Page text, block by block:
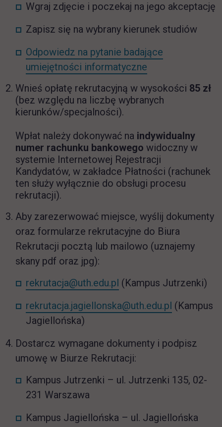
Wgraj zdjęcie i poczekaj na jego akceptację
Zapisz się na wybrany kierunek studiów
Odpowiedz na pytanie badające
umiejętności informatyczne
Wnieś opłatę rekrutacyjną w wysokości 85 zł
(bez względu na liczbę wybranych
kierunków/specjalności).
Wpłat należy dokonywać na indywidualny
numer rachunku bankowego widoczny w
systemie Internetowej Rejestracji
Kandydatów, w zakładce Płatności (rachunek
ten służy wyłącznie do obsługi procesu
rekrutacji).
Aby zarezerwować miejsce, wyślij dokumenty
oraz formularze rekrutacyjne do Biura
Rekrutacji pocztą lub mailowo (uznajemy
skany pdf oraz jpg):
rekrutacja@uth.edu.pl (Kampus Jutrzenki)
rekrutacja.jagiellonska@uth.edu.pl (Kampus
Jagiellońska)
Dostarcz wymagane dokumenty i podpisz
umowę w Biurze Rekrutacji:
Kampus Jutrzenki – ul. Jutrzenki 135, 02-
231 Warszawa
Kampus Jagiellońska – ul. Jagiellońska